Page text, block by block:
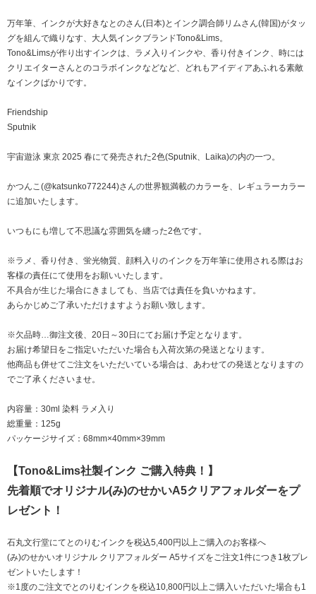
万年筆、インクが大好きなとのさん(日本)とインク調合師リムさん(韓国)がタッ
グを組んで織りなす、大人気インクブランドTono&Lims。
Tono&Limsが作り出すインクは、ラメ入りインクや、香り付きインク、時には
クリエイターさんとのコラボインクなどなど、どれもアイディアあふれる素敵
なインクばかりです。
Friendship
Sputnik
宇宙遊泳 東京 2025 春にて発売された2色(Sputnik、Laika)の内の一つ。
かつんこ(@katsunko772244)さんの世界観満載のカラーを、レギュラーカラー
に追加いたします。
いつもにも増して不思議な雰囲気を纏った2色です。
※ラメ、香り付き、蛍光物質、顔料入りのインクを万年筆に使用される際はお
客様の責任にて使用をお願いいたします。
不具合が生じた場合にきましても、当店では責任を負いかねます。
あらかじめご了承いただけますようお願い致します。
※欠品時…御注文後、20日～30日にてお届け予定となります。
お届け希望日をご指定いただいた場合も入荷次第の発送となります。
他商品も併せてご注文をいただいている場合は、あわせての発送となりますの
でご了承くださいませ。
内容量：30ml 染料 ラメ入り
総重量：125g
パッケージサイズ：68mm×40mm×39mm
【Tono&Lims社製インク ご購入特典！】
先着順でオリジナル(み)のせかいA5クリアフォルダーをプ
レゼント！
石丸文行堂にてとのりむインクを税込5,400円以上ご購入のお客様へ
(み)のせかいオリジナル クリアフォルダー A5サイズをご注文1件につき1枚プレ
ゼントいたします！
※1度のご注文でとのりむインクを税込10,800円以上ご購入いただいた場合も1